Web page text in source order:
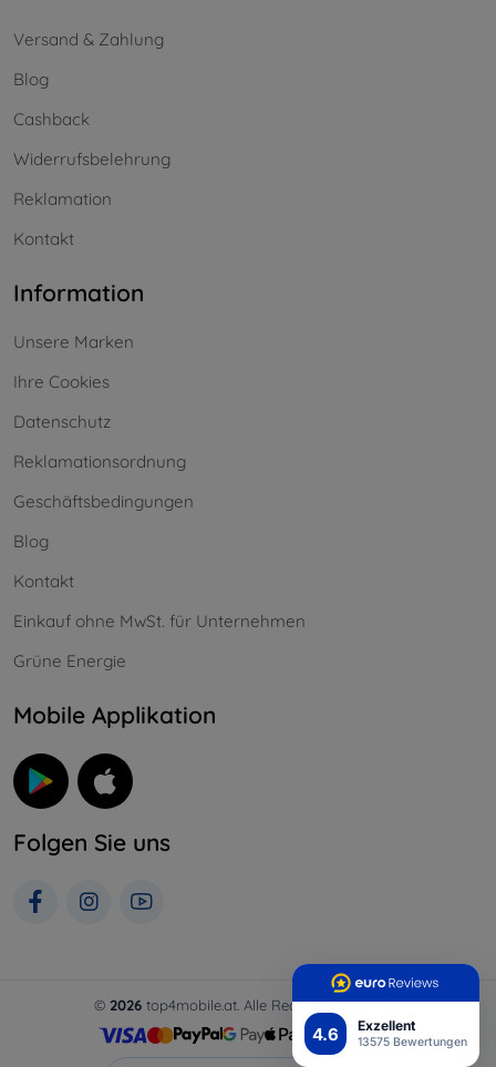
4.6 Exzellent
13575 Bewertungen
Versand & Zahlung
Blog
Cashback
Widerrufsbelehrung
Reklamation
Kontakt
Information
Unsere Marken
Ihre Cookies
Datenschutz
Reklamationsordnung
Geschäftsbedingungen
Blog
Kontakt
Einkauf ohne MwSt. für Unternehmen
Grüne Energie
Mobile Applikation
Folgen Sie uns
© 2026top4mobile.at. Alle Rechte vorbehalten.